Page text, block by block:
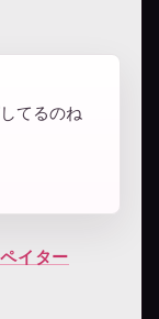
てるのね
イター